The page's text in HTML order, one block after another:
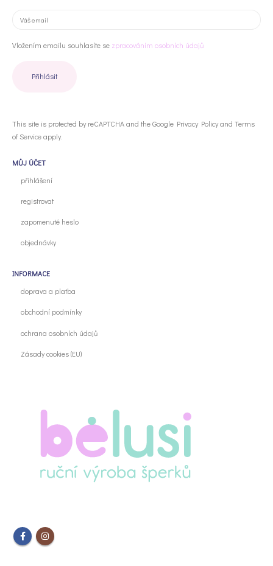
Vložením emailu souhlasíte se zpracováním osobních údajů
This site is protected by reCAPTCHA and the Google Privacy Policyand Terms
of Serviceapply.
MŮJ ÚČET
přihlášení
registrovat
zapomenuté heslo
objednávky
INFORMACE
doprava a platba
obchodní podmínky
ochrana osobních údajů
Zásady cookies (EU)